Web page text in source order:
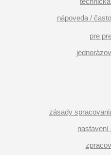
nápoveda /
pre
zásady